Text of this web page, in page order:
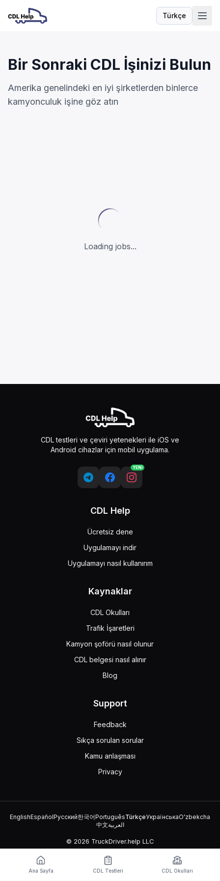
Türkçe
Dil
Bir Sonraki CDL İşinizi Bulun
Amerika genelindeki en iyi şirketlerden binlerce
kamyonculuk işine göz atın
Loading jobs...
CDL testleri ve çeviri yetenekleri ile iOS ve
Android cihazlar için mobil uygulama.
YENİ
CDL Help
Ücretsiz dene
Uygulamayı indir
Uygulamayı nasıl kullanırım
Kaynaklar
CDL Okulları
Trafik İşaretleri
Kamyon şoförü nasıl olunur
CDL belgesi nasıl alınır
Blog
Support
Feedback
Sıkça sorulan sorular
Kamu anlaşması
Privacy
EnglishEspañolРусский한국어PortuguêsTürkçeУкраїнськаOʻzbekcha
中文العربية
© 2026 TruckDriver.help LLC
Platform, şirket tarafından sahiplenilmektedir ve devlet
kuruluşlarıyla ilişkili değildir.
Ana Sayfa CDL Testleri CDL Okulları